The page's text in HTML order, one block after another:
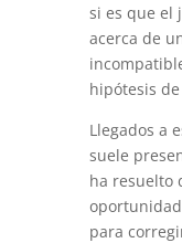
si es que el
acerca de
hipótesis
Llegados a
suele
ha resuelto
para